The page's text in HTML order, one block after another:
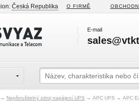
Česká Republika O FIRMĚ
E-mail
→ Nepřerušitelný zdroj napájení UPS → APC UPS → APC